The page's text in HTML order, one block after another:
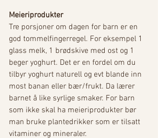
Meieriprodukter
Tre porsjoner om dagen for barn er en
god tommelfingerregel. For eksempel 1
glass melk, 1 brødskive med ost og 1
beger yoghurt. Det er en fordel om du
tilbyr yoghurt naturell og evt blande inn
most banan eller bær/frukt. Da lærer
barnet å like syrlige smaker. For barn
som ikke skal ha meieriprodukter bør
man bruke plantedrikker som er tilsatt
vitaminer og mineraler.